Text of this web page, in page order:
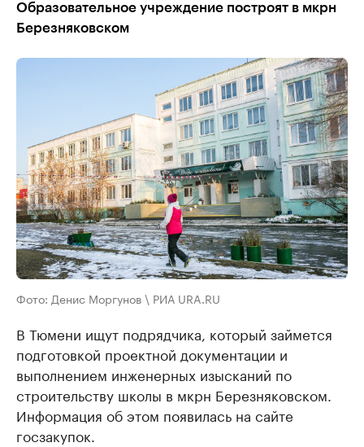
Образовательное учреждение построят в мкрн
Березняковском
Фото: Денис Моргунов \ РИА URA.RU
В Тюмени ищут подрядчика, который займется
подготовкой проектной документации и
выполнением инженерных изысканий по
строительству школы в мкрн Березняковском.
Информация об этом появилась на сайте
госзакупок.